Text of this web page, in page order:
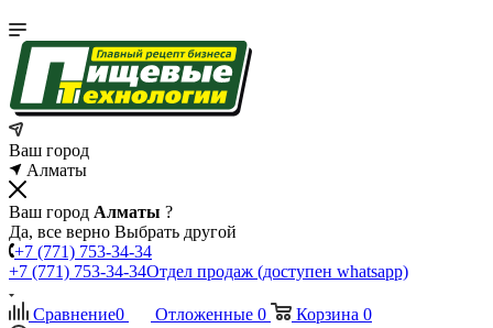
Ваш город
Алматы
Ваш город Алматы ?
Да, все верно Выбрать другой
+7 (771) 753-34-34
+7 (771) 753-34-34Отдел продаж (доступен whatsapp)
Сравнение0 Отложенные 0 Корзина 0